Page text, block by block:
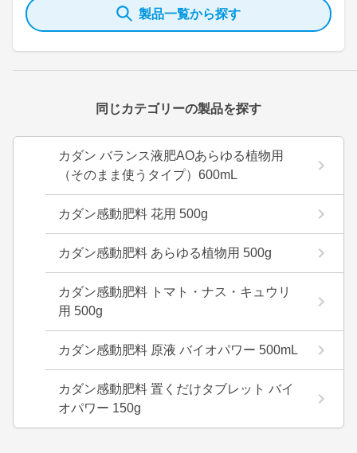
製品一覧から探す
同じカテゴリーの製品を探す
カダン バランス液肥AOあらゆる植物用
（そのまま使うタイプ）600mL
カダン感動肥料 花用 500g
カダン感動肥料 あらゆる植物用 500g
カダン感動肥料 トマト・ナス・キュウリ
用 500g
カダン感動肥料 原液 バイオパワー 500mL
カダン感動肥料 置くだけタブレット バイ
オパワー 150g